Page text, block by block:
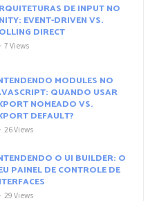
DE INPUT NO
EVENT-DRIVEN VS.
DIRECT
7 Views
MODULES NO
QUANDO USAR
NOMEADO VS.
DEFAULT?
26 Views
O UI BUILDER: O
PAINEL DE CONTROLE DE
29 Views